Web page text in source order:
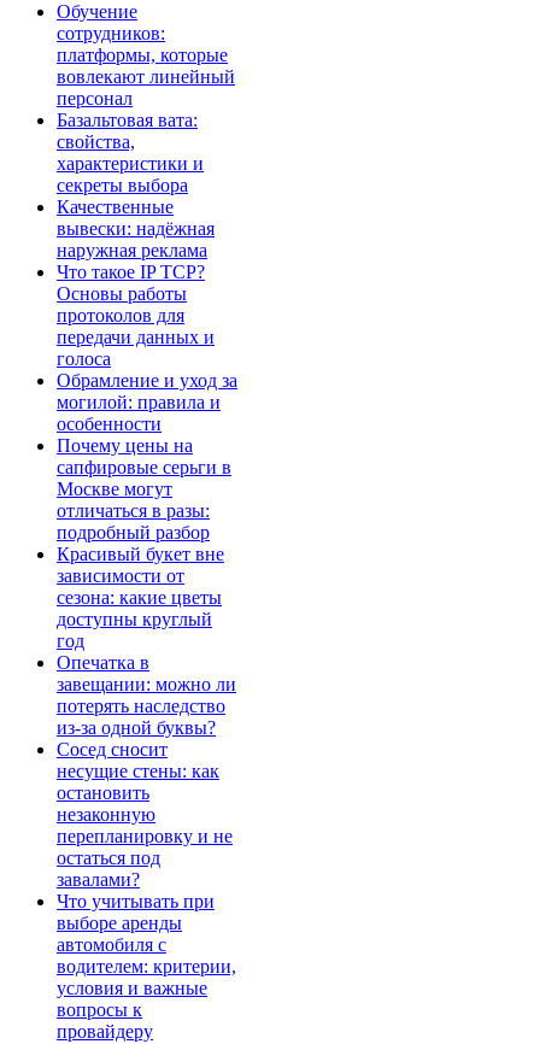
Обучение
сотрудников:
платформы, которые
вовлекают линейный
персонал
Базальтовая вата:
свойства,
характеристики и
секреты выбора
Качественные
вывески: надёжная
наружная реклама
Что такое IP TCP?
Основы работы
протоколов для
передачи данных и
голоса
Обрамление и уход за
могилой: правила и
особенности
Почему цены на
сапфировые серьги в
Москве могут
отличаться в разы:
подробный разбор
Красивый букет вне
зависимости от
сезона: какие цветы
доступны круглый
год
Опечатка в
завещании: можно ли
потерять наследство
из-за одной буквы?
Сосед сносит
несущие стены: как
остановить
незаконную
перепланировку и не
остаться под
завалами?
Что учитывать при
выборе аренды
автомобиля с
водителем: критерии,
условия и важные
вопросы к
провайдеру